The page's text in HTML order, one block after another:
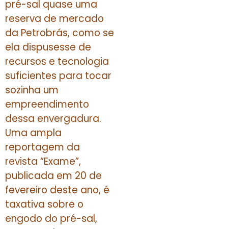
pré-sal quase uma
reserva de mercado
da Petrobrás, como se
ela dispusesse de
recursos e tecnologia
suficientes para tocar
sozinha um
empreendimento
dessa envergadura.
Uma ampla
reportagem da
revista “Exame”,
publicada em 20 de
fevereiro deste ano, é
taxativa sobre o
engodo do pré-sal,